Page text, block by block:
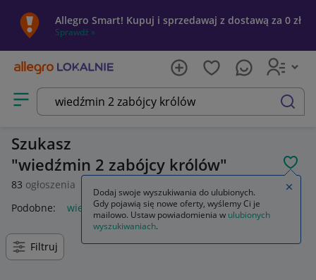
Allegro Smart! Kupuj i sprzedawaj z dostawą za 0 zł
Sprawdź »
Otwórz menu z kategoriami
szukaj
Szukasz
wiedźmin 2 zabójcy królów
83 ogłoszenia
Podobne: wiedźmin 2 zabójcy królów
Filtruj
Dodaj swoje wyszukiwania do ulubionych.
Gdy pojawią się nowe oferty, wyślemy Ci je
mailowo. Ustaw powiadomienia w ulubionych
wyszukiwaniach.